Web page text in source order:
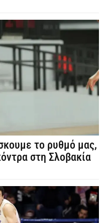
το ρυθμό μας,
στη Σλοβακία